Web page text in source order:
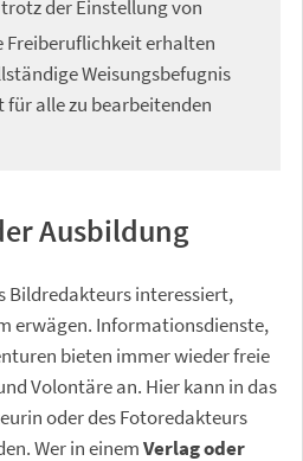
der Einstellung von
Freiberuflichkeit erhalten
Weisungsbefugnis
alle zu bearbeitenden
Ausbildung
Bildredakteurs interessiert,
erwägen. Informationsdienste,
bieten immer wieder freie
Volontäre an. Hier kann in das
oder des Fotoredakteurs
Wer in einemVerlag oder